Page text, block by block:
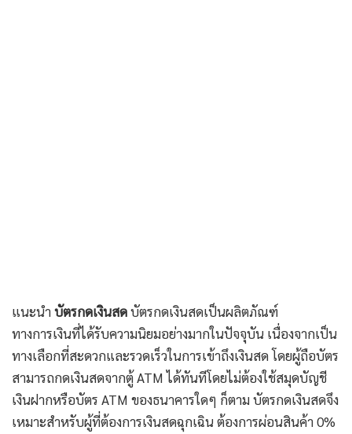
แนะนำ บัตรกดเงินสดบัตรกดเงินสดเป็นผลิตภัณฑ์
ทางการเงินที่ได้รับความนิยมอย่างมากในปัจจุบัน เนื่องจากเป็น
ทางเลือกที่สะดวกและรวดเร็วในการเข้าถึงเงินสด โดยผู้ถือบัตร
สามารถกดเงินสดจากตู้ ATM ได้ทันทีโดยไม่ต้องใช้สมุดบัญชี
เงินฝากหรือบัตร ATM ของธนาคารใดๆ ก็ตาม บัตรกดเงินสดจึง
เหมาะสำหรับผู้ที่ต้องการเงินสดฉุกเฉิน ต้องการผ่อนสินค้า 0%